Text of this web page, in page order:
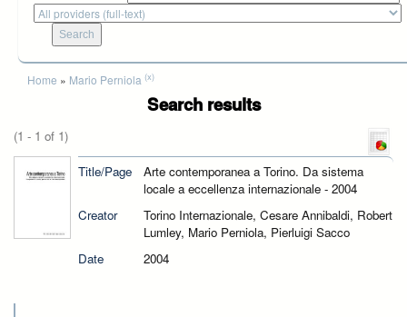
You are here
Home » Mario Perniola (x)
Search results
(1 - 1 of 1)
Title/Page
Arte contemporanea a Torino. Da sistema
locale a eccellenza internazionale - 2004
Creator
Torino Internazionale, Cesare Annibaldi, Robert
Lumley, Mario Perniola, Pierluigi Sacco
Date
2004